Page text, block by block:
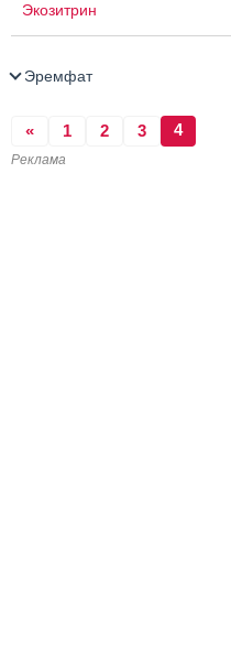
Экозитрин
Эремфат
« 1 2 3 4
Реклама